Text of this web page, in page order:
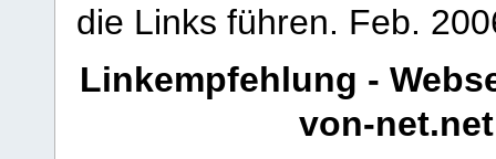
die Links führen. Feb.
Linkempfehlung -
von-net.net